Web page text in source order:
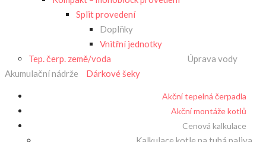
Split provedení
Doplňky
Vnitřní jednotky
Tep. čerp. země/voda
Úprava vody
Akumulační nádrže
Dárkové šeky
Akční tepelná čerpadla
Akční montáže kotlů
Cenová kalkulace